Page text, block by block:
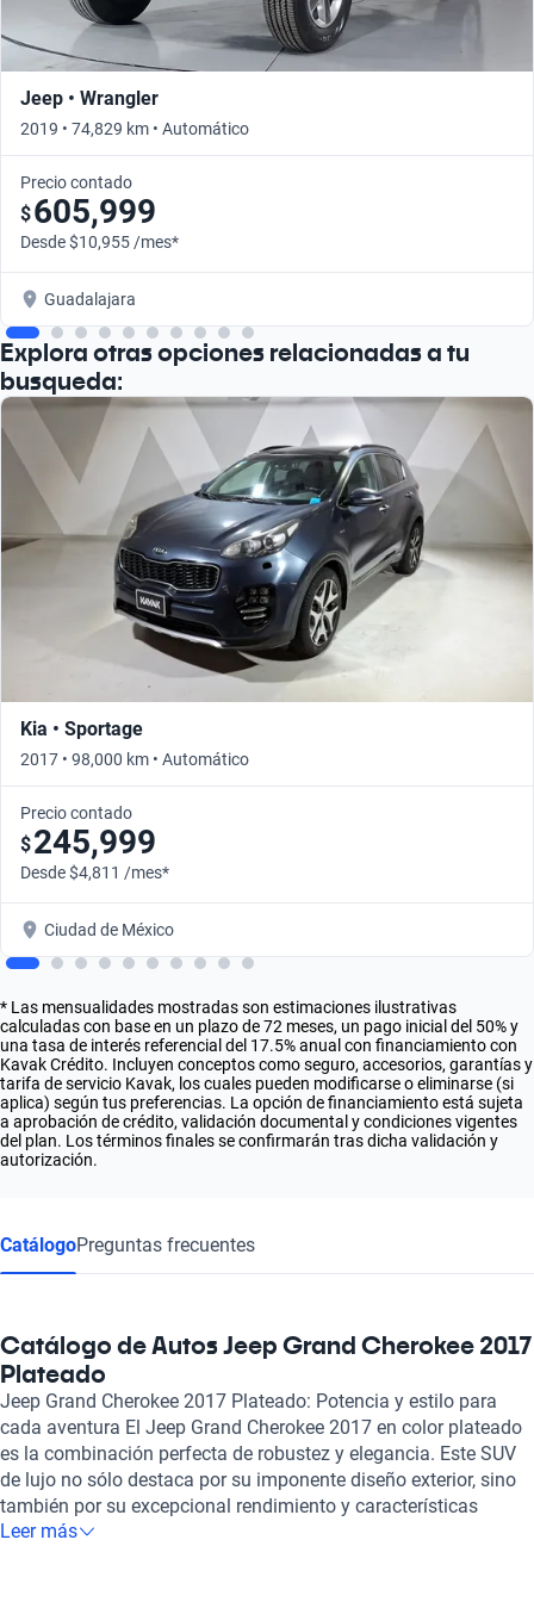
Jeep • Wrangler
2019 • 74,829 km • Automático
Precio contado
$605,999
Desde $10,955 /mes*
Guadalajara
Explora otras opciones relacionadas a tu
busqueda:
Kia • Sportage
2017 • 98,000 km • Automático
Precio contado
$245,999
Desde $4,811 /mes*
Ciudad de México
* Las mensualidades mostradas son estimaciones ilustrativas
calculadas con base en un plazo de 72 meses, un pago inicial del 50% y
una tasa de interés referencial del 17.5% anual con financiamiento con
Kavak Crédito. Incluyen conceptos como seguro, accesorios, garantías y
tarifa de servicio Kavak, los cuales pueden modificarse o eliminarse (si
aplica) según tus preferencias. La opción de financiamiento está sujeta
a aprobación de crédito, validación documental y condiciones vigentes
del plan. Los términos finales se confirmarán tras dicha validación y
autorización.
CatálogoPreguntas frecuentes
Catálogo de Autos Jeep Grand Cherokee 2017
Plateado
Jeep Grand Cherokee 2017 Plateado: Potencia y estilo para
cada aventura El Jeep Grand Cherokee 2017 en color plateado
es la combinación perfecta de robustez y elegancia. Este SUV
de lujo no sólo destaca por su imponente diseño exterior, sino
también por su excepcional rendimiento y características
innovadoras que aseguran una experiencia de conducción
Leer más